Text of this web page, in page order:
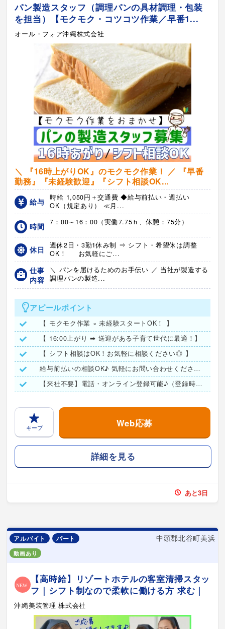
パン製造スタッフ（調理パンの具材調理・包装
を担当）【モクモク・コツコツ作業／早番1...
オール・フォア沖縄株式会社
＼ 『16時上がりOK』のモクモク作業！ ／ 『早番
勤務』『未経験歓迎』『シフト相談OK...
給与
時給 1,050円＋交通費 ◆給与前払い・週払い
OK（規定あり） ≪月...
時間 7：00～16：00（実働7.75ｈ、休憩：75分）
休日
週休2日・3勤1休み制 ⇒ シフト・希望休は調整
OK！ お気軽にご...
仕事
内容
＼ パンを届けるためのお手伝い ／ 当社が製造する
調理パンの製造...
アピールポイント
【 モクモク作業 × 未経験スタートOK！ 】
【 16:00上がり ➡ 送迎がある子育て世代に最適！】
【 シフト相談はOK！お気軽に相談ください◎ 】
給与前払いの相談OK♪ 気軽にお問い合わせください！
【来社不要】電話・オンライン登録可能♪（登録時は履歴書不要）
キープ Web応募
詳細を見る
あと3日
アルバイト パート 中頭郡北谷町美浜
動画あり
【高時給】リゾートホテルの客室清掃スタッ
フ｜シフト制なので柔軟に働ける方 求む｜
沖縄美装管理 株式会社